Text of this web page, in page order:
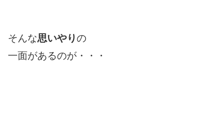
そんな思いやりの
一面があるのが・・・